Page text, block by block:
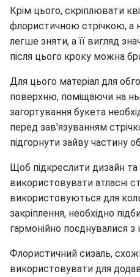
Крім цього, скріплювати
флористичною стрічкою, а
легше зняти, а її вигляд
після цього кроку можна
Для цього матеріал для
поверхню, поміщаючи на
загортування букета
перед зав'язуванням
підгорнути зайву частину
Щоб підкреслити дизайн
використовувати атласні
використовуються для
закріплення, необхідно
гармонійно поєднувалися з
Флористичний сизаль,
використовувати для